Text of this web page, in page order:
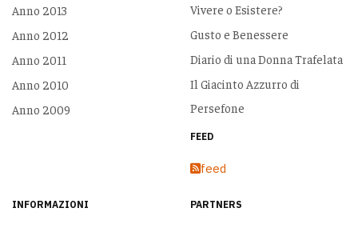
Anno 2013
Anno 2012
Anno 2011
Anno 2010
Anno 2009
Vivere o Esistere?
Gusto e Benessere
Diario di una Donna Trafelata
Il Giacinto Azzurro di
Persefone
FEED
feed
INFORMAZIONI PARTNERS